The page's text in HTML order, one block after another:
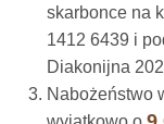
skarbonce na
1412 6439 i
Diakonijna
Nabożeństwo